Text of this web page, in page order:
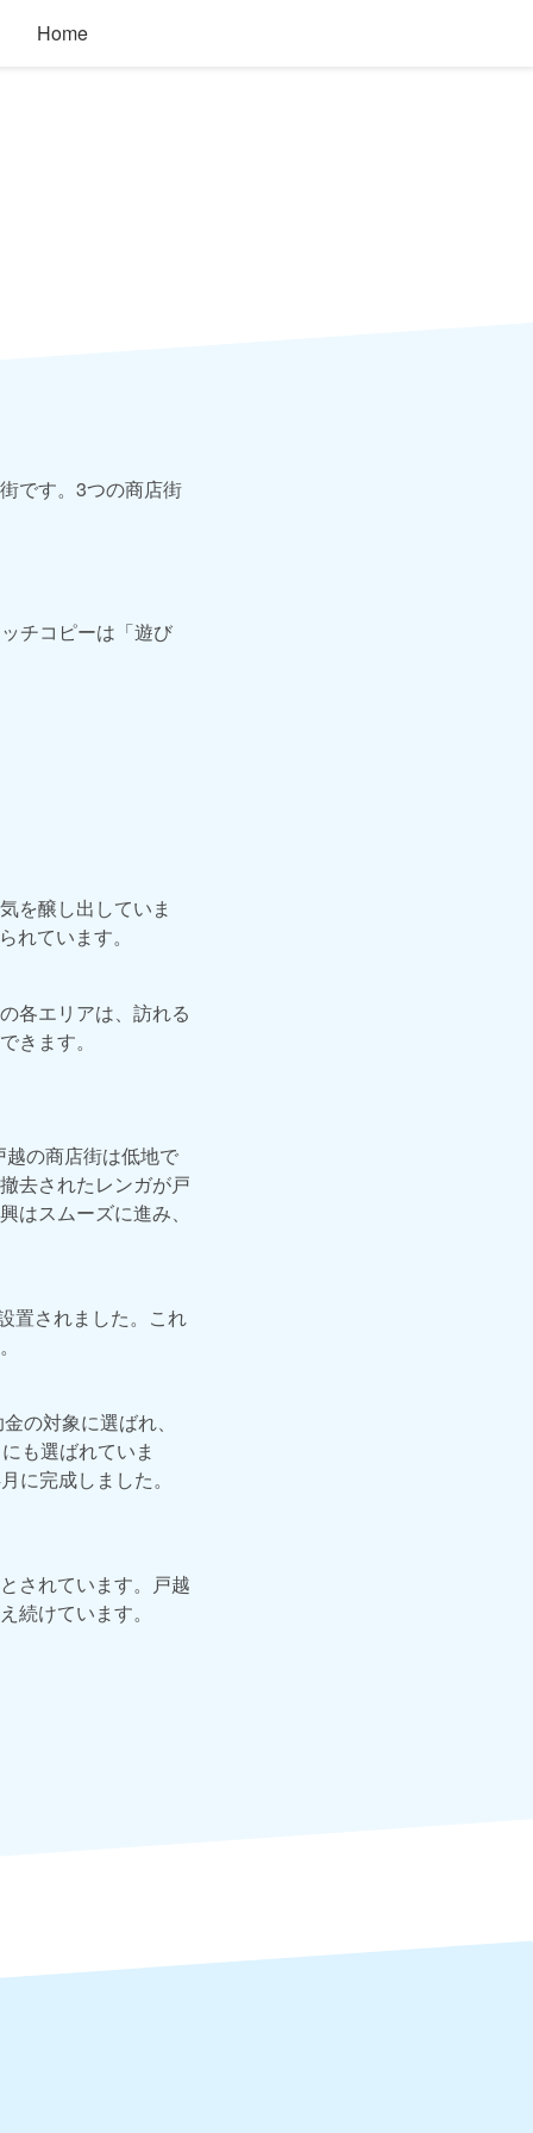
Home
です。3つの商店街
チコピーは「遊び
を醸し出していま
ています。
各エリアは、訪れる
きます。
の商店街は低地で
去されたレンガが戸
スムーズに進み、
置されました。これ
の対象に選ばれ、
も選ばれていま
に完成しました。
されています。戸越
続けています。